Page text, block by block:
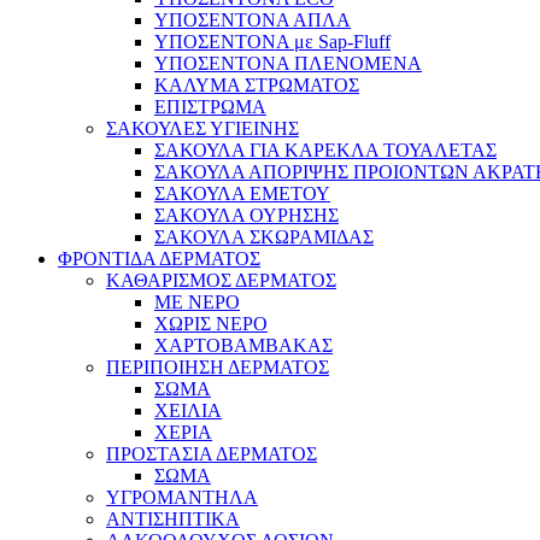
ΥΠΟΣΕΝΤΟΝΑ ΑΠΛΑ
ΥΠΟΣΕΝΤΟΝΑ με Sap-Fluff
ΥΠΟΣΕΝΤΟΝΑ ΠΛΕΝΟΜΕΝΑ
ΚΑΛΥΜΑ ΣΤΡΩΜΑΤΟΣ
ΕΠΙΣΤΡΩΜΑ
ΣΑΚΟΥΛΕΣ ΥΓΙΕΙΝΗΣ
ΣΑΚΟΥΛΑ ΓΙΑ ΚΑΡΕΚΛΑ ΤΟΥΑΛΕΤΑΣ
ΣΑΚΟΥΛΑ ΑΠΟΡΙΨΗΣ ΠΡΟΙΟΝΤΩΝ
ΣΑΚΟΥΛΑ ΕΜΕΤΟΥ
ΣΑΚΟΥΛΑ ΟΥΡΗΣΗΣ
ΣΑΚΟΥΛΑ ΣΚΩΡΑΜΙΔΑΣ
ΦΡΟΝΤΙΔΑ ΔΕΡΜΑΤΟΣ
ΚΑΘΑΡΙΣΜΟΣ ΔΕΡΜΑΤΟΣ
ΜΕ ΝΕΡΟ
ΧΩΡΙΣ ΝΕΡΟ
ΧΑΡΤΟΒΑΜΒΑΚΑΣ
ΠΕΡΙΠΟΙΗΣΗ ΔΕΡΜΑΤΟΣ
ΣΩΜΑ
ΧΕΙΛΙΑ
ΧΕΡΙΑ
ΠΡΟΣΤΑΣΙΑ ΔΕΡΜΑΤΟΣ
ΣΩΜΑ
ΥΓΡΟΜΑΝΤΗΛΑ
ΑΝΤΙΣΗΠΤΙΚΑ